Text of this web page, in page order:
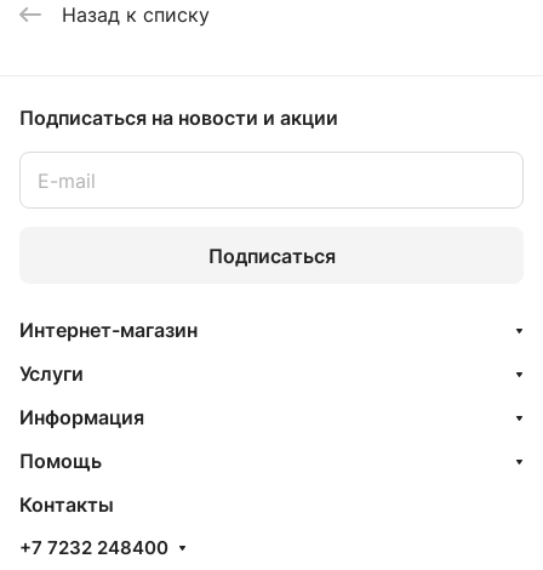
Назад к списку
Подписаться на новости и акции
Подписаться
Интернет-магазин
Услуги
Информация
Помощь
Контакты
+7 7232 248400